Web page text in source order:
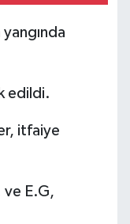
edildi.
itfaiye
ve E.G,